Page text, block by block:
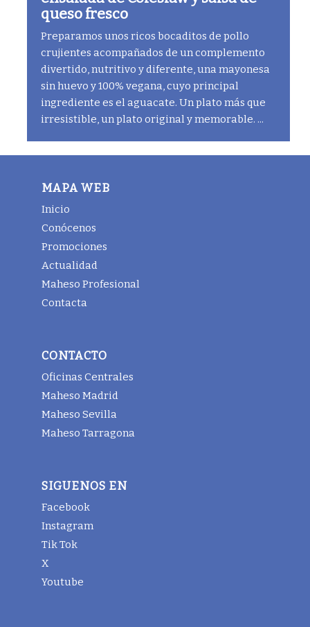
queso fresco
Preparamos unos ricos bocaditos de pollo
crujientes acompañados de un complemento
divertido, nutritivo y diferente, una mayonesa
sin huevo y 100% vegana, cuyo principal
ingrediente es el aguacate. Un plato más que
irresistible, un plato original y memorable. ...
MAPA WEB
Inicio
Conócenos
Promociones
Actualidad
Maheso Profesional
Contacta
CONTACTO
Oficinas Centrales
Maheso Madrid
Maheso Sevilla
Maheso Tarragona
SIGUENOS EN
Facebook
Instagram
Tik Tok
X
Youtube